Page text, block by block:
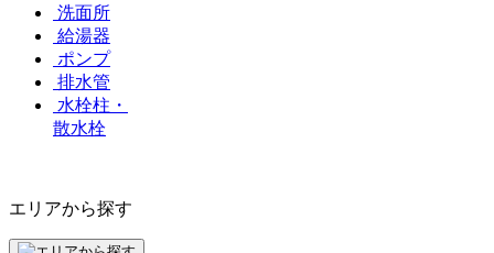
洗面所
給湯器
ポンプ
排水管
水栓柱・
散水栓
エリアから探す